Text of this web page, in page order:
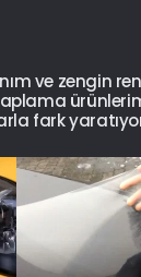
ve zengin
fark